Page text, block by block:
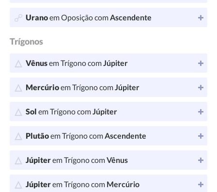
Uranoem Oposição comAscendente
Trígonos
Vênusem Trígono comJúpiter
Mercúrioem Trígono comJúpiter
Sol em Trígono comJúpiter
Plutãoem Trígono comAscendente
Júpiterem Trígono comVênus
Júpiterem Trígono com Mercúrio